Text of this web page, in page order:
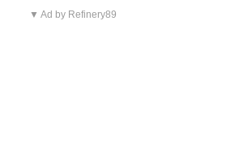
▼ Ad by Refinery89